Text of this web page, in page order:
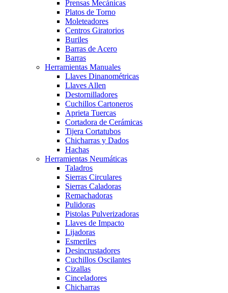
Prensas Mecánicas
Platos de Torno
Moleteadores
Centros Giratorios
Buriles
Barras de Acero
Barras
Herramientas Manuales
Llaves Dinanométricas
Llaves Allen
Destornilladores
Cuchillos Cartoneros
Aprieta Tuercas
Cortadora de Cerámicas
Tijera Cortatubos
Chicharras y Dados
Hachas
Herramientas Neumáticas
Taladros
Sierras Circulares
Sierras Caladoras
Remachadoras
Pulidoras
Pistolas Pulverizadoras
Llaves de Impacto
Lijadoras
Esmeriles
Desincrustadores
Cuchillos Oscilantes
Cizallas
Cinceladores
Chicharras